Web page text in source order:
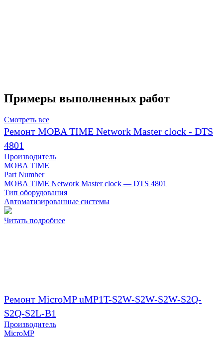
Примеры выполненных работ
Смотреть все
Ремонт MOBA TIME Network Master clock - DTS
4801
Производитель
MOBA TIME
Part Number
MOBA TIME Network Master clock — DTS 4801
Тип оборудования
Автоматизированные системы
Читать подробнее
Ремонт MicroMP uMP1T-S2W-S2W-S2W-S2Q-
S2Q-S2L-B1
Производитель
MicroMP